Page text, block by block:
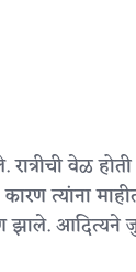
रात्रीची वेळ
त्यांना
झाले.